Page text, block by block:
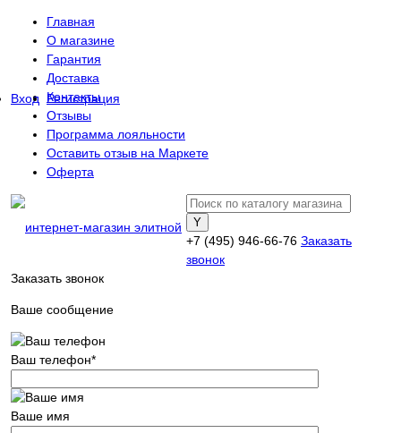
Главная
О магазине
Гарантия
Доставка
Контакты
Отзывы
Программа лояльности
Оставить отзыв на Маркете
Оферта
Вход Регистрация
+7 (495) 946-66-76 Заказать
звонок
Заказать звонок
Ваше сообщение
Ваш телефон*
Ваше имя